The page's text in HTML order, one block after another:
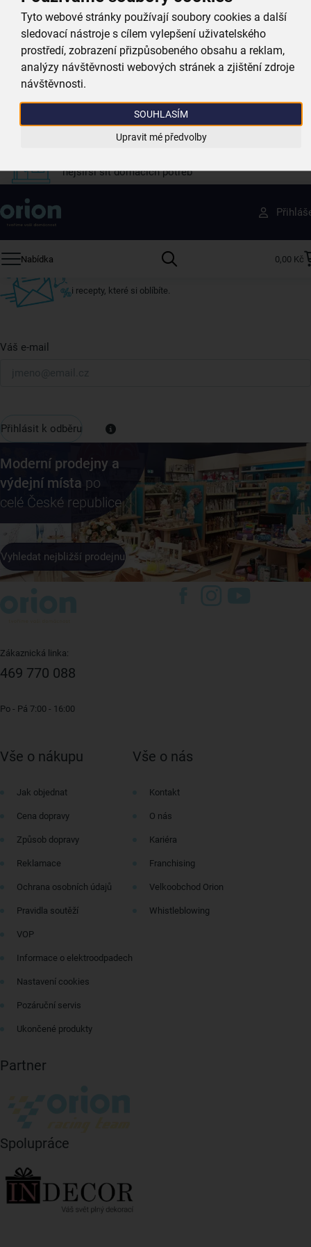
Tyto webové stránky používají soubory cookies a další
sledovací nástroje s cílem vylepšení uživatelského
prostředí, zobrazení přizpůsobeného obsahu a reklam,
analýzy návštěvnosti webových stránek a zjištění zdroje
návštěvnosti.
SOUHLASÍM
Upravit mé předvolby
při nákupu nad 999 Kč
Zboží doručujeme rychle
máme téměr vše skladem
Vždy si u nás vyberete
4 000 kvalitních produktů
nejširší síť domácích potřeb
Nabídka 0,00 Kč
Získejte rady, recepty a tipy na slevy dřív než
ostatní
Přihlaste se k odběru našeho newsletteru.
i recepty, které si oblíbíte.
Váš e-mail
Přihlásit k odběru
Moderní prodejny a
výdejní místa po
celé České republice
Vyhledat nejbližší prodejnu
Zákaznická linka:
469 770 088
Po - Pá 7:00 - 16:00
Vše o nákupu
Jak objednat
Cena dopravy
Způsob dopravy
Reklamace
Ochrana osobních údajů
Pravidla soutěží
VOP
Informace o elektroodpadech
Nastavení cookies
Pozáruční servis
Ukončené produkty
Vše o nás
Kontakt
O nás
Kariéra
Franchising
Velkoobchod Orion
Whistleblowing
Partner
Spolupráce